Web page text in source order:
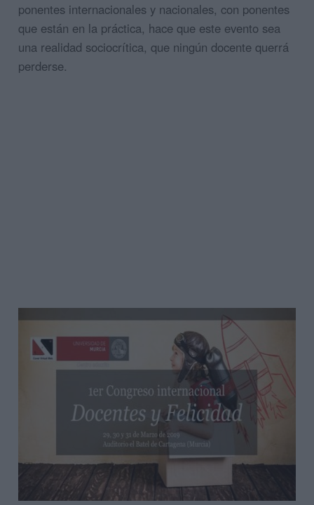
ponentes internacionales y nacionales, con ponentes
que están en la práctica, hace que este evento sea
una realidad sociocrítica, que ningún docente querrá
perderse.